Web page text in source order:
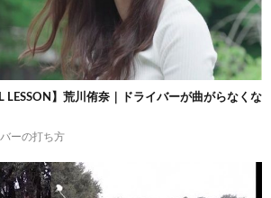
LESSON】荒川侑奈｜ドライバーが曲がらなくな
バーの打ち方